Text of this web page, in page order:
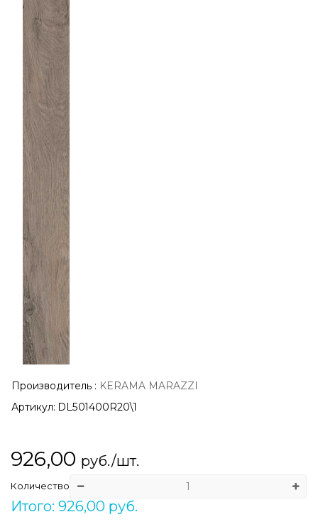
Производитель : KERAMA MARAZZI
Артикул: DL501400R20\1
926,00 руб./шт.
Количество
Итого: 926,00 руб.